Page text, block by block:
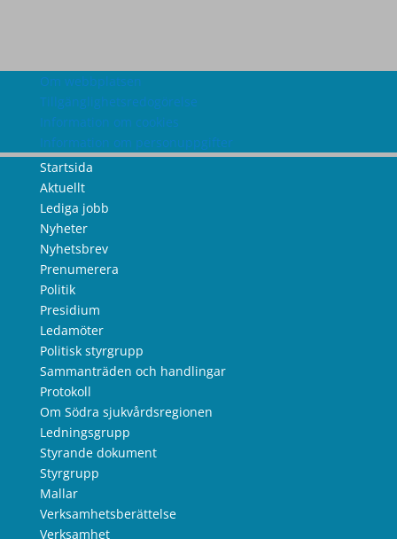
Om webbplatsen
Tillgänglighetsredogörelse
Information om cookies
Information om personuppgifter
Startsida
Aktuellt
Lediga jobb
Nyheter
Nyhetsbrev
Prenumerera
Politik
Presidium
Ledamöter
Politisk styrgrupp
Sammanträden och handlingar
Protokoll
Om Södra sjukvårdsregionen
Ledningsgrupp
Styrande dokument
Styrgrupp
Mallar
Verksamhetsberättelse
Verksamhet